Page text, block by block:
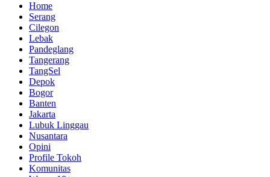
Home
Serang
Cilegon
Lebak
Pandeglang
Tangerang
TangSel
Depok
Bogor
Banten
Jakarta
Lubuk Linggau
Nusantara
Opini
Profile Tokoh
Komunitas